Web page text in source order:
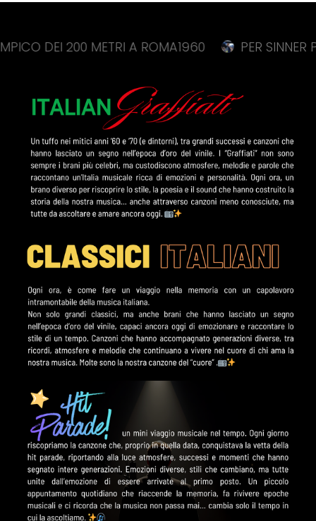
200 METRI A ROMA1960 PER SINNER